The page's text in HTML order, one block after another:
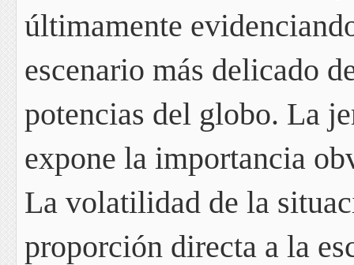
últimamente
escenario más delicado
potencias del globo. La
expone la importancia
La volatilidad de la
proporción directa a la